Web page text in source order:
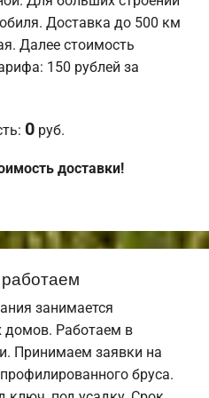
Доставка до 500 км
Далее стоимость
150 рублей за
0 руб.
доставки!
занимается
домов. Работаем в
Принимаем заявки на
бруса.